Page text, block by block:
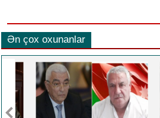
Ən çox oxunanlar